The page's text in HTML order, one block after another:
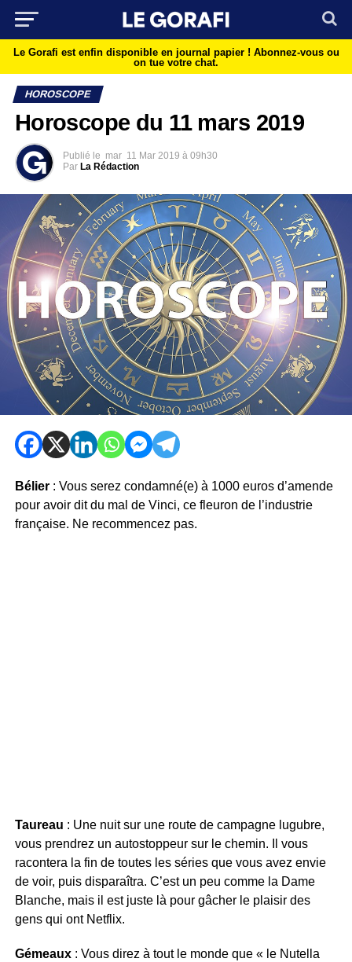
Le Gorafi est enfin disponible en journal papier ! Abonnez-vous ou
on tue votre chat.
HOROSCOPE
Horoscope du 11 mars 2019
Publié le mar 11 Mar 2019 à 09h30
Par La Rédaction
Bélier: Vous serez condamné(e) à 1000 euros d’amende
pour avoir dit du mal de Vinci, ce fleuron de l’industrie
française. Ne recommencez pas.
Taureau : Une nuit sur une route de campagne lugubre,
vous prendrez un autostoppeur sur le chemin. Il vous
racontera la fin de toutes les séries que vous avez envie
de voir, puis disparaîtra. C’est un peu comme la Dame
Blanche, mais il est juste là pour gâcher le plaisir des
gens qui ont Netflix.
Gémeaux: Vous direz à tout le monde que « le Nutella